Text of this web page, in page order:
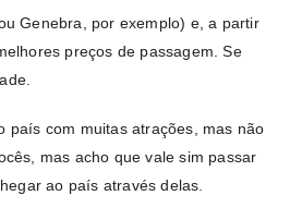
Genebra, por exemplo) e, a partir
preços de passagem. Se
país com muitas atrações, mas não
mas acho que vale sim passar
ao país através delas.